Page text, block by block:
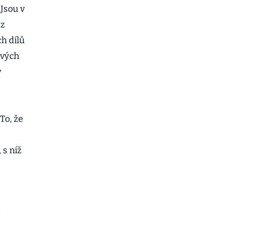
v
dílů
že
níž